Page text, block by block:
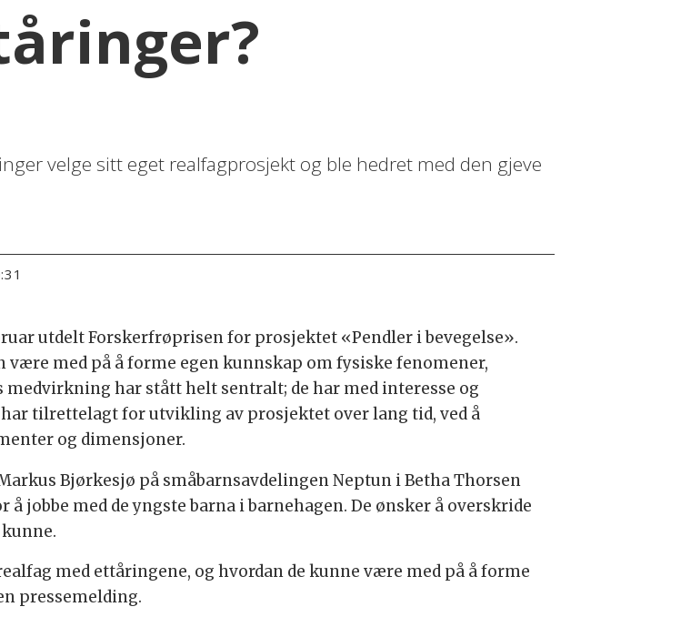
velge sitt eget realfagprosjekt og ble hedret med den gjeve
utdelt Forskerfrøprisen for prosjektet «Pendler i bevegelse».
med på å forme egen kunnskap om fysiske fenomener,
har stått helt sentralt; de har med interesse og
tilrettelagt for utvikling av prosjektet over lang tid, ved å
og dimensjoner.
Bjørkesjø på småbarnsavdelingen Neptun i Betha Thorsen
jobbe med de yngste barna i barnehagen. De ønsker å overskride
med ettåringene, og hvordan de kunne være med på å forme
pressemelding.